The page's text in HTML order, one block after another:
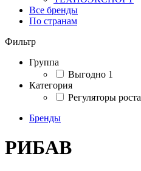
Все бренды
По странам
Фильтр
Группа
Выгодно 1
Категория
Регуляторы роста
Бренды
РИБАВ